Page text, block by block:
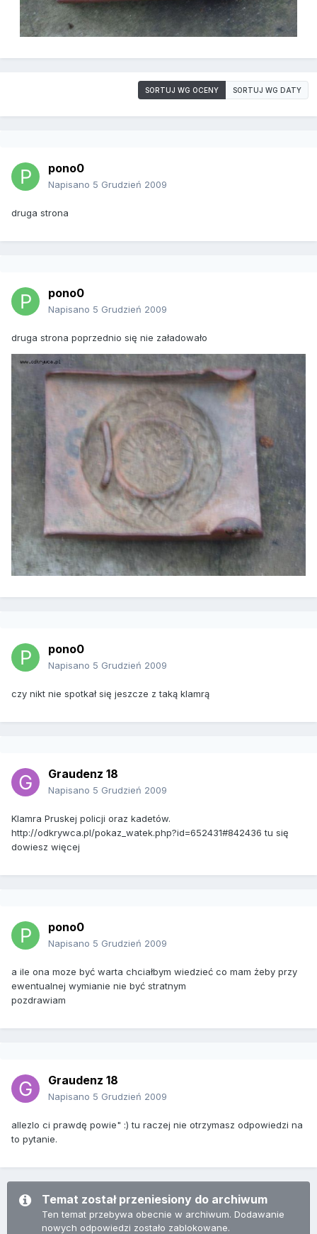
SORTUJ WG OCENY SORTUJ WG DATY
pono0
Napisano 5 Grudzień 2009
druga strona
pono0
Napisano 5 Grudzień 2009
druga strona poprzednio się nie załadowało
pono0
Napisano 5 Grudzień 2009
czy nikt nie spotkał się jeszcze z taką klamrą
Graudenz 18
Napisano 5 Grudzień 2009
Klamra Pruskej policji oraz kadetów.
http://odkrywca.pl/pokaz_watek.php?id=652431#842436 tu się
dowiesz więcej
pono0
Napisano 5 Grudzień 2009
a ile ona moze być warta chciałbym wiedzieć co mam żeby przy
ewentualnej wymianie nie być stratnym
pozdrawiam
Graudenz 18
Napisano 5 Grudzień 2009
allezlo ci prawdę powie" :) tu raczej nie otrzymasz odpowiedzi na
to pytanie.
Temat został przeniesiony do archiwum
Ten temat przebywa obecnie w archiwum. Dodawanie
nowych odpowiedzi zostało zablokowane.